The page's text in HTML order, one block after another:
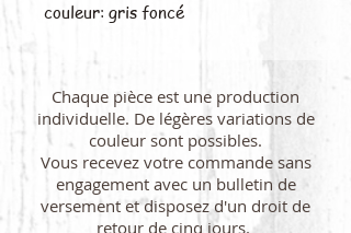
couleur: gris foncé
Chaque pièce est une production
individuelle. De légères variations de
couleur sont possibles.
Vous recevez votre commande sans
engagement avec un bulletin de
versement et disposez d'un droit de
retour de cinq jours.